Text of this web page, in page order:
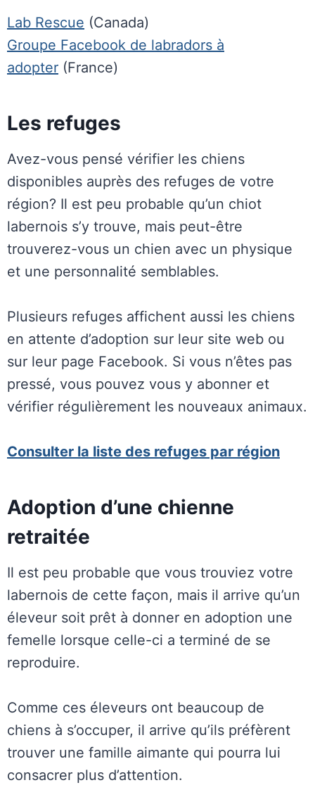
Lab Rescue (Canada)
Groupe Facebook de labradors à
adopter (France)
Les refuges
Avez-vous pensé vérifier les chiens
disponibles auprès des refuges de votre
région? Il est peu probable qu’un chiot
labernois s’y trouve, mais peut-être
trouverez-vous un chien avec un physique
et une personnalité semblables.
Plusieurs refuges affichent aussi les chiens
en attente d’adoption sur leur site web ou
sur leur page Facebook. Si vous n’êtes pas
pressé, vous pouvez vous y abonner et
vérifier régulièrement les nouveaux animaux.
Consulter la liste des refuges par région
Adoption d’une chienne
retraitée
Il est peu probable que vous trouviez votre
labernois de cette façon, mais il arrive qu’un
éleveur soit prêt à donner en adoption une
femelle lorsque celle-ci a terminé de se
reproduire.
Comme ces éleveurs ont beaucoup de
chiens à s’occuper, il arrive qu’ils préfèrent
trouver une famille aimante qui pourra lui
consacrer plus d’attention.